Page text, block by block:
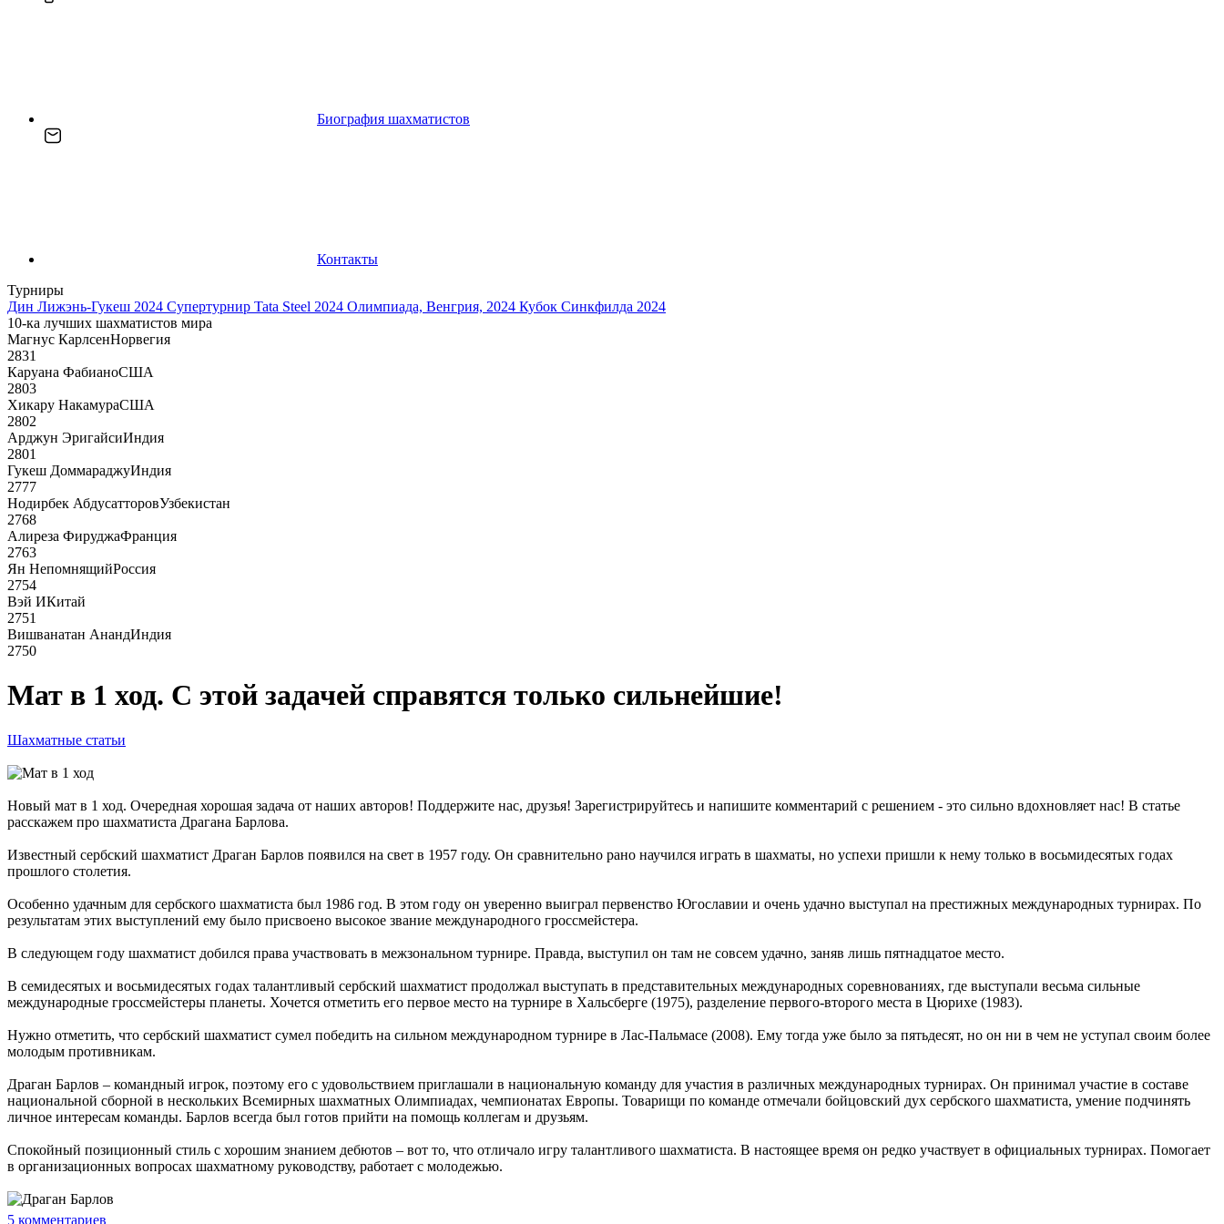
Биография шахматистов
Контакты
Турниры
Дин Лижэнь-Гукеш 2024 Супертурнир Tata Steel 2024 Олимпиада, Венгрия, 2024 Кубок Синкфилда 2024
10-ка лучших шахматистов мира
Магнус КарлсенНорвегия
2831
Каруана ФабианоСША
2803
Хикару НакамураСША
2802
Арджун ЭригайсиИндия
2801
Гукеш ДоммараджуИндия
2777
Нодирбек АбдусатторовУзбекистан
2768
Алиреза ФируджаФранция
2763
Ян НепомнящийРоссия
2754
Вэй ИКитай
2751
Вишванатан АнандИндия
2750
Мат в 1 ход. С этой задачей справятся только сильнейшие!
Шахматные статьи
Новый мат в 1 ход. Очередная хорошая задача от наших авторов! Поддержите нас, друзья! Зарегистрируйтесь и напишите комментарий с решением - это сильно вдохновляет нас! В статье
расскажем про шахматиста Драгана Барлова.
Известный сербский шахматист Драган Барлов появился на свет в 1957 году. Он сравнительно рано научился играть в шахматы, но успехи пришли к нему только в восьмидесятых годах
прошлого столетия.
Особенно удачным для сербского шахматиста был 1986 год. В этом году он уверенно выиграл первенство Югославии и очень удачно выступал на престижных международных турнирах. По
результатам этих выступлений ему было присвоено высокое звание международного гроссмейстера.
В следующем году шахматист добился права участвовать в межзональном турнире. Правда, выступил он там не совсем удачно, заняв лишь пятнадцатое место.
В семидесятых и восьмидесятых годах талантливый сербский шахматист продолжал выступать в представительных международных соревнованиях, где выступали весьма сильные
международные гроссмейстеры планеты. Хочется отметить его первое место на турнире в Хальсберге (1975), разделение первого-второго места в Цюрихе (1983).
Нужно отметить, что сербский шахматист сумел победить на сильном международном турнире в Лас-Пальмасе (2008). Ему тогда уже было за пятьдесят, но он ни в чем не уступал своим более
молодым противникам.
Драган Барлов – командный игрок, поэтому его с удовольствием приглашали в национальную команду для участия в различных международных турнирах. Он принимал участие в составе
национальной сборной в нескольких Всемирных шахматных Олимпиадах, чемпионатах Европы. Товарищи по команде отмечали бойцовский дух сербского шахматиста, умение подчинять
личное интересам команды. Барлов всегда был готов прийти на помощь коллегам и друзьям.
Спокойный позиционный стиль с хорошим знанием дебютов – вот то, что отличало игру талантливого шахматиста. В настоящее время он редко участвует в официальных турнирах. Помогает
в организационных вопросах шахматному руководству, работает с молодежью.
5 комментариев